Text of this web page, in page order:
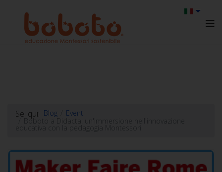
Sei qui: Blog
Eventi
Boboto a Didacta: un'immersione nell'innovazione
educativa con la pedagogia Montessori